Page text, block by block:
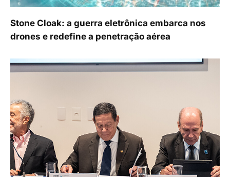
Stone Cloak: a guerra eletrônica embarca nos
drones e redefine a penetração aérea